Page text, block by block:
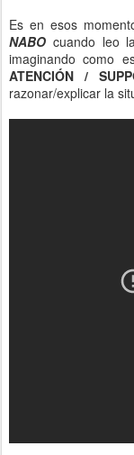
Es en esos
NABO cuando leo
imaginando como
ATENCIÓN /
razonar/explicar la